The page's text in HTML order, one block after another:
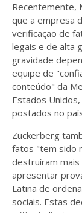
Recentemente,
que a empresa
verificação de
legais e de alta
gravidade
equipe de
conteúdo" da
Estados
postados no
Zuckerberg
fatos "tem sido
destruíram mais
apresentar
Latina de
sociais. Estas